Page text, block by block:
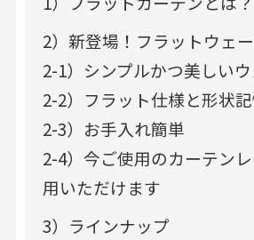
2）新登場！フラットウェ
2-1）シンプルかつ美しい
2-2）フラット仕様と形状
2-3）お手入れ簡単
2-4）今ご使用のカーテン
用いただけます
3）ラインナップ